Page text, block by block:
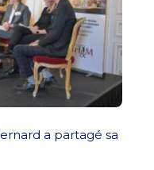
a partagé sa